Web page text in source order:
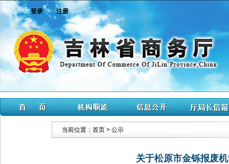
登录 注册
当前位置： 首页> 公示
关于松原市金铄报废